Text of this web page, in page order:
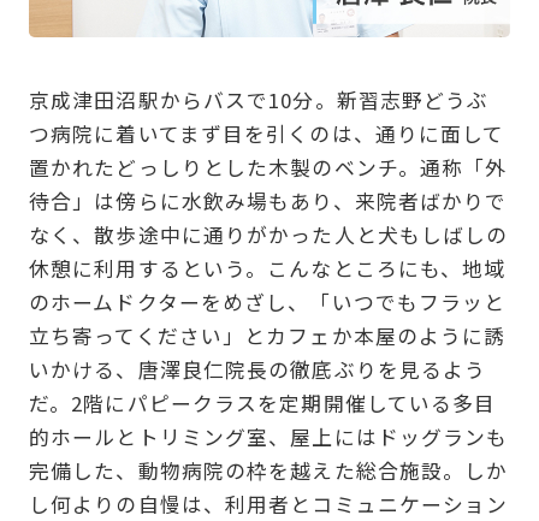
京成津田沼駅からバスで10分。新習志野どうぶ
つ病院に着いてまず目を引くのは、通りに面して
置かれたどっしりとした木製のベンチ。通称「外
待合」は傍らに水飲み場もあり、来院者ばかりで
なく、散歩途中に通りがかった人と犬もしばしの
休憩に利用するという。こんなところにも、地域
のホームドクターをめざし、「いつでもフラッと
立ち寄ってください」とカフェか本屋のように誘
いかける、唐澤良仁院長の徹底ぶりを見るよう
だ。2階にパピークラスを定期開催している多目
的ホールとトリミング室、屋上にはドッグランも
完備した、動物病院の枠を越えた総合施設。しか
し何よりの自慢は、利用者とコミュニケーション